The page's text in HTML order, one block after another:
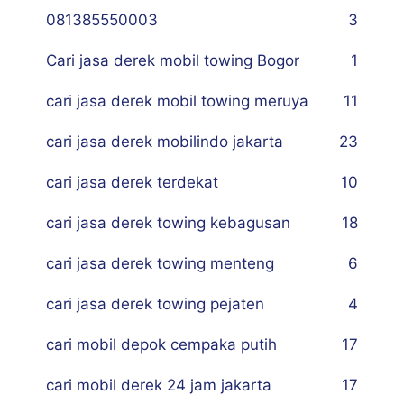
081385550003 3
Cari jasa derek mobil towing Bogor 1
cari jasa derek mobil towing meruya 11
cari jasa derek mobilindo jakarta 23
cari jasa derek terdekat 10
cari jasa derek towing kebagusan 18
cari jasa derek towing menteng 6
cari jasa derek towing pejaten 4
cari mobil depok cempaka putih 17
cari mobil derek 24 jam jakarta 17